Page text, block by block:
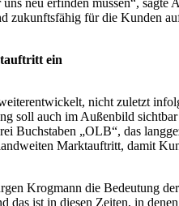
zukunftsfähig für die Kunden
ein
nicht zuletzt
soll auch im Außenbild
Buchstaben „OLB“, das
Marktauftritt, damit
Krogmann die Bedeutung
das ist in diesen Zeiten, in